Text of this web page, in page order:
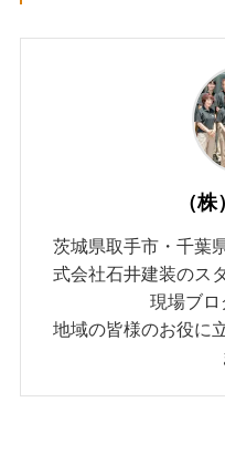
（
茨城県取手市・千葉
式会社石井建装のス
現場ブロ
地域の皆様のお役に